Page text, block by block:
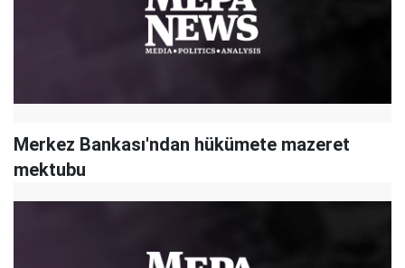
Merkez Bankası'ndan hükümete mazeret
mektubu